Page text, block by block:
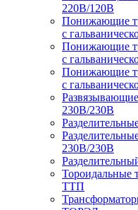
220В/120В
Понижающие
с
Понижающие
с
Понижающие
с
230В/230В
230В/230В
Тороидальные
ТТП